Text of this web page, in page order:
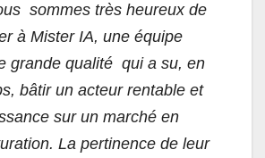
sommes très heureux de
à Mister IA, une équipe
grande qualité qui a su, en
bâtir un acteur rentable et
sur un marché en
La pertinence de leur